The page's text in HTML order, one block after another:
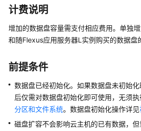
用
户
指
南
通
过
IAM
授
使
用
计费说明
增加的数据盘容量需支付相应费用。单独
和随Flexus应用服务器L实例购买的数据盘
前提条件
数据盘已经初始化。如果数据盘未初始
后仅需对数据盘初始化即可使用，无须执
分区和文件系统。 数据盘初始化操作详见
磁盘扩容不会影响云主机的已有数据，